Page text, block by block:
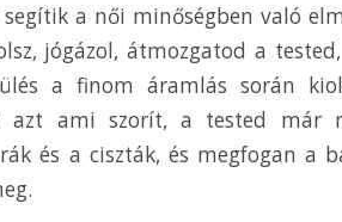
segítik a női minőségben való
jógázol, átmozgatod a
a finom áramlás során
azt ami szorít, a tested már
és a ciszták, és megfogan a